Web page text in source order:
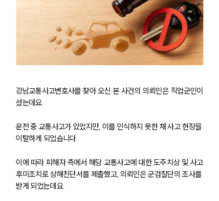
강남교통사고변호사를 찾아 오신 본 사건의 의뢰인은 직업군인이
셨는데요.
운전 중 교통사고가 있었지만, 이를 인식하지 못한 채 사고 현장을
이탈하게 되었습니다.
이에 따라 피해자 측에서 해당 교통사고에 대한 도주치상 및 사고
후미조치로 상해진단서를 제출했고, 의뢰인은 군검찰단의 조사를
받게 되었는데요.